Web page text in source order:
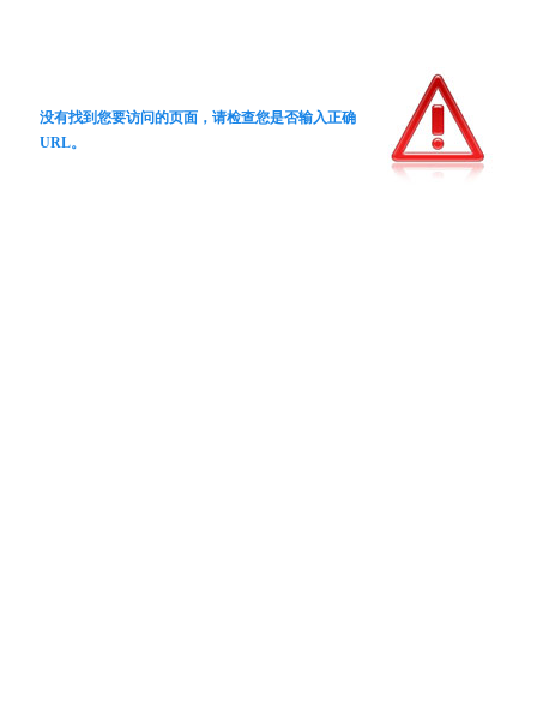
没有找到您要访问的页面，请检查您是否输入正确
URL。